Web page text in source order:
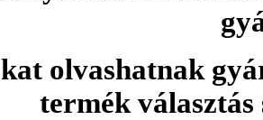
olvashatnak
termék